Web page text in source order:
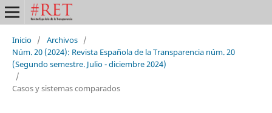
Inicio / Archivos /
Núm. 20 (2024): Revista Española de la Transparencia núm. 20
(Segundo semestre. Julio - diciembre 2024)
/
Casos y sistemas comparados